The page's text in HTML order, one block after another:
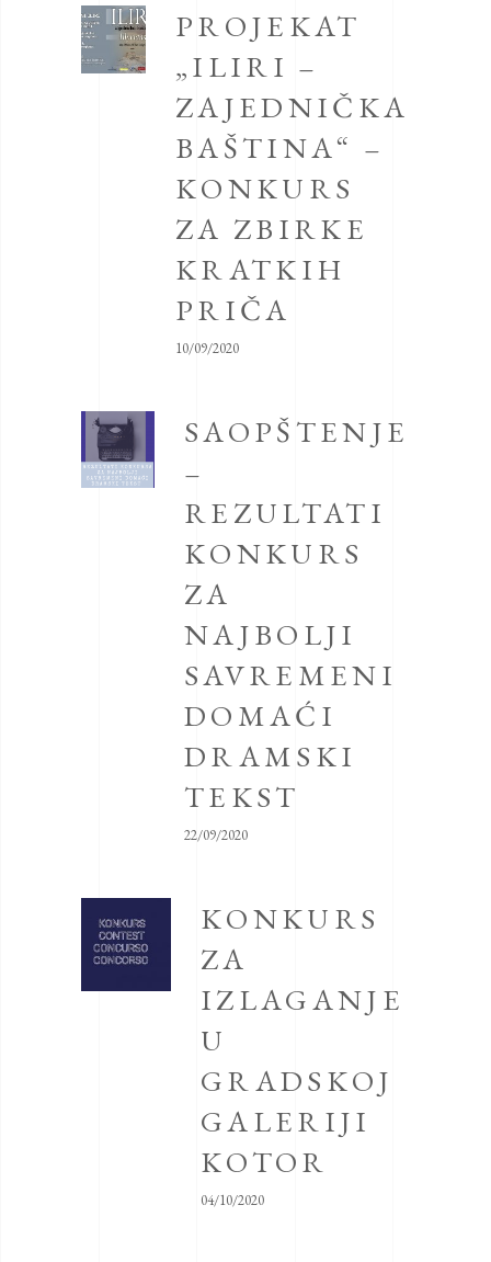
PROJEKAT
„ILIRI –
ZAJEDNIČKA
BAŠTINA“ –
KONKURS
ZA ZBIRKE
KRATKIH
PRIČA
10/09/2020
SAOPŠTENJE
–
REZULTATI
KONKURS
ZA
NAJBOLJI
SAVREMENI
DOMAĆI
DRAMSKI
TEKST
22/09/2020
KONKURS
ZA
IZLAGANJE
U
GRADSKOJ
GALERIJI
KOTOR
04/10/2020